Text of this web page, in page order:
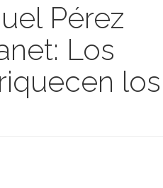
Pérez
Los
los